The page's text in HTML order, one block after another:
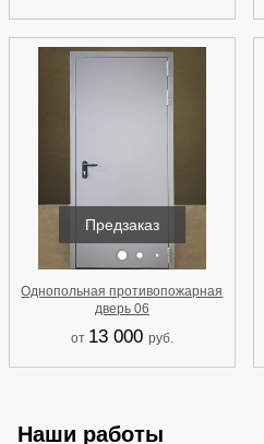
Предзаказ
Однопольная противопожарная
дверь 06
от 13 000 руб.
Наши работы